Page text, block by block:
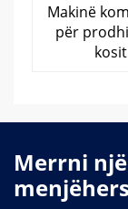
Makinë
për
kosit
Merrni